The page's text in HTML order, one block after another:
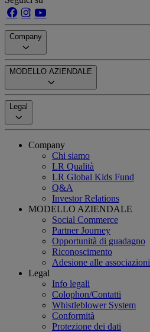
Company
MODELLO AZIENDALE
Legal
Company
Chi siamo
LR Qualità
LR Global Kids Fund
Q&A
Investor Relations
MODELLO AZIENDALE
Social Commerce
Partner Journey
Opportunità di guadagno
Riconoscimento
Adesione alle associazioni
Legal
Info legali
Colophon/Contatti
Whistleblower System
Conformità
Protezione dei dati